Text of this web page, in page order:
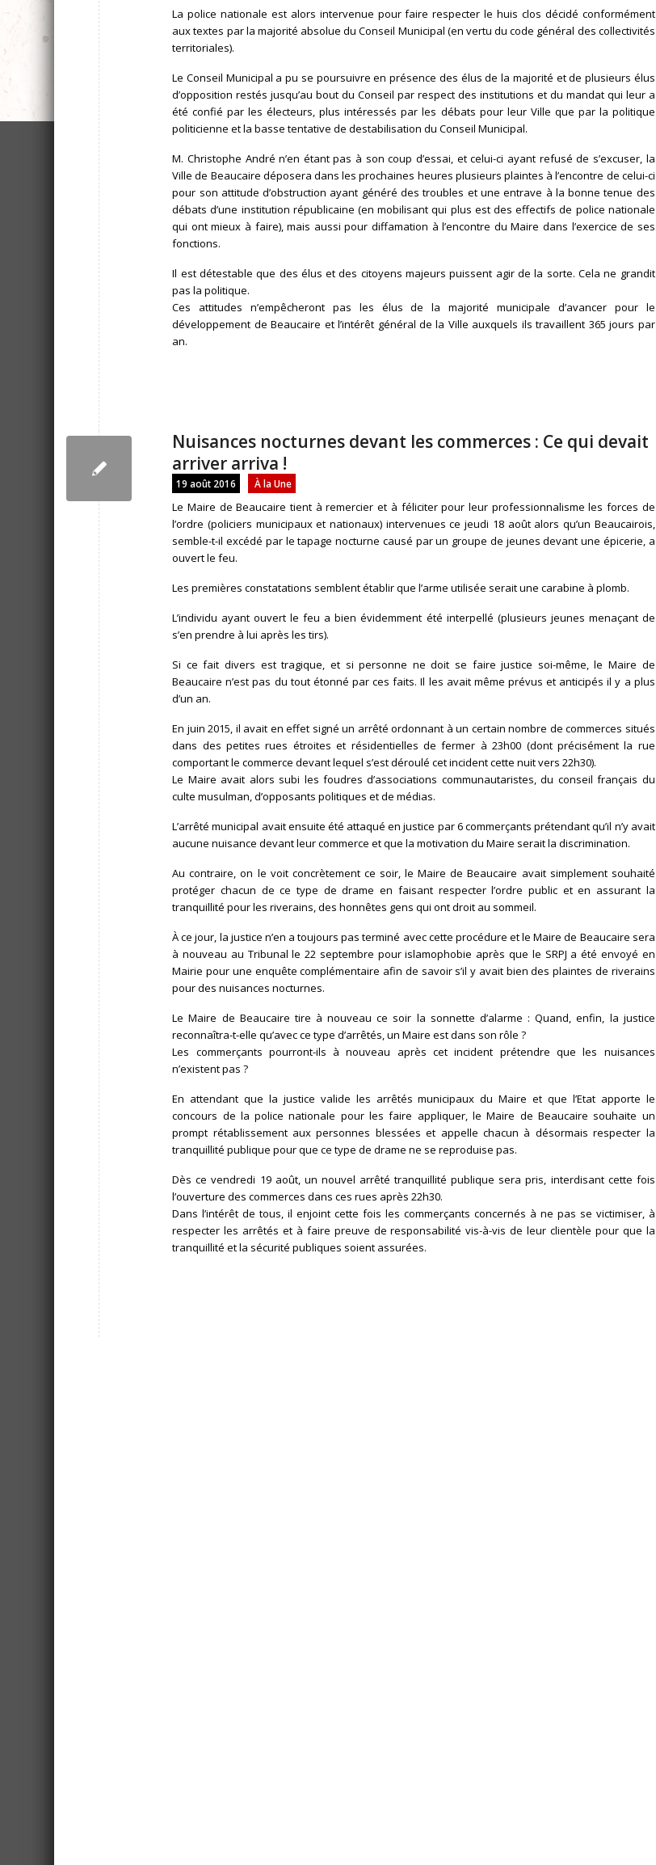
La police nationale est alors intervenue pour faire respecter le huis clos décidé conformément
aux textes par la majorité absolue du Conseil Municipal (en vertu du code général des collectivités
territoriales).
Le Conseil Municipal a pu se poursuivre en présence des élus de la majorité et de plusieurs élus
d’opposition restés jusqu’au bout du Conseil par respect des institutions et du mandat qui leur a
été confié par les électeurs, plus intéressés par les débats pour leur Ville que par la politique
politicienne et la basse tentative de destabilisation du Conseil Municipal.
M. Christophe André n’en étant pas à son coup d’essai, et celui-ci ayant refusé de s’excuser, la
Ville de Beaucaire déposera dans les prochaines heures plusieurs plaintes à l’encontre de celui-ci
pour son attitude d’obstruction ayant généré des troubles et une entrave à la bonne tenue des
débats d’une institution républicaine (en mobilisant qui plus est des effectifs de police nationale
qui ont mieux à faire), mais aussi pour diffamation à l’encontre du Maire dans l’exercice de ses
fonctions.
Il est détestable que des élus et des citoyens majeurs puissent agir de la sorte. Cela ne grandit
pas la politique.
Ces attitudes n’empêcheront pas les élus de la majorité municipale d’avancer pour le
développement de Beaucaire et l’intérêt général de la Ville auxquels ils travaillent 365 jours par
an.
Nuisances nocturnes devant les commerces : Ce qui devait
arriver arriva !
19 août 2016 À la Une
Le Maire de Beaucaire tient à remercier et à féliciter pour leur professionnalisme les forces de
l’ordre (policiers municipaux et nationaux) intervenues ce jeudi 18 août alors qu’un Beaucairois,
semble-t-il excédé par le tapage nocturne causé par un groupe de jeunes devant une épicerie, a
ouvert le feu.
Les premières constatations semblent établir que l’arme utilisée serait une carabine à plomb.
L’individu ayant ouvert le feu a bien évidemment été interpellé (plusieurs jeunes menaçant de
s’en prendre à lui après les tirs).
Si ce fait divers est tragique, et si personne ne doit se faire justice soi-même, le Maire de
Beaucaire n’est pas du tout étonné par ces faits. Il les avait même prévus et anticipés il y a plus
d’un an.
En juin 2015, il avait en effet signé un arrêté ordonnant à un certain nombre de commerces situés
dans des petites rues étroites et résidentielles de fermer à 23h00 (dont précisément la rue
comportant le commerce devant lequel s’est déroulé cet incident cette nuit vers 22h30).
Le Maire avait alors subi les foudres d’associations communautaristes, du conseil français du
culte musulman, d’opposants politiques et de médias.
L’arrêté municipal avait ensuite été attaqué en justice par 6 commerçants prétendant qu’il n’y avait
aucune nuisance devant leur commerce et que la motivation du Maire serait la discrimination.
Au contraire, on le voit concrètement ce soir, le Maire de Beaucaire avait simplement souhaité
protéger chacun de ce type de drame en faisant respecter l’ordre public et en assurant la
tranquillité pour les riverains, des honnêtes gens qui ont droit au sommeil.
À ce jour, la justice n’en a toujours pas terminé avec cette procédure et le Maire de Beaucaire sera
à nouveau au Tribunal le 22 septembre pour islamophobie après que le SRPJ a été envoyé en
Mairie pour une enquête complémentaire afin de savoir s’il y avait bien des plaintes de riverains
pour des nuisances nocturnes.
Le Maire de Beaucaire tire à nouveau ce soir la sonnette d’alarme : Quand, enfin, la justice
reconnaîtra-t-elle qu’avec ce type d’arrêtés, un Maire est dans son rôle ?
Les commerçants pourront-ils à nouveau après cet incident prétendre que les nuisances
n’existent pas ?
En attendant que la justice valide les arrêtés municipaux du Maire et que l’Etat apporte le
concours de la police nationale pour les faire appliquer, le Maire de Beaucaire souhaite un
prompt rétablissement aux personnes blessées et appelle chacun à désormais respecter la
tranquillité publique pour que ce type de drame ne se reproduise pas.
Dès ce vendredi 19 août, un nouvel arrêté tranquillité publique sera pris, interdisant cette fois
l’ouverture des commerces dans ces rues après 22h30.
Dans l’intérêt de tous, il enjoint cette fois les commerçants concernés à ne pas se victimiser, à
respecter les arrêtés et à faire preuve de responsabilité vis-à-vis de leur clientèle pour que la
tranquillité et la sécurité publiques soient assurées.